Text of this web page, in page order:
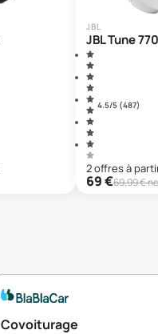
JBL
JBL Tune
4.5/5 (487)
2offresà
69€69,99€
Covoiturage